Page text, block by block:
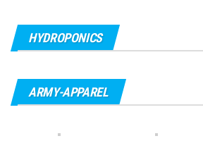
HYDROPONICS
ARMY-APPAREL